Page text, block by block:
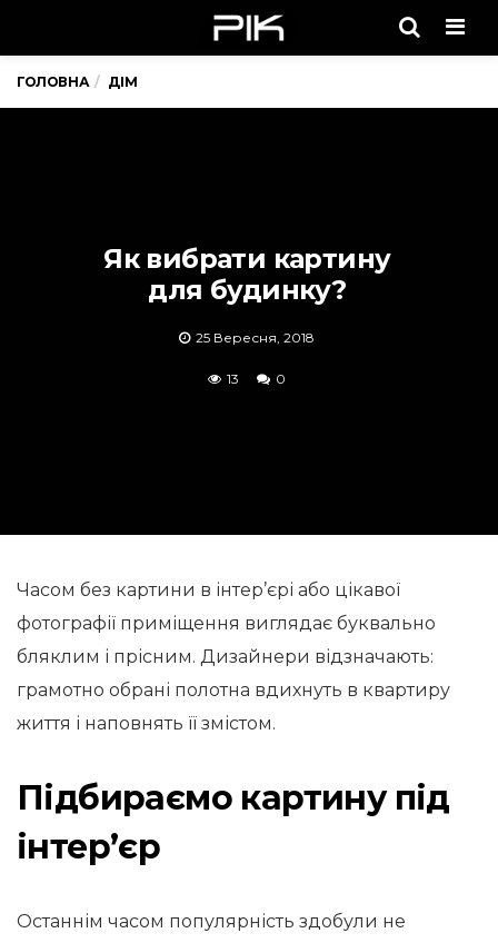
ГОЛОВНА ДІМ
Як вибрати картину
для будинку?
25 Вересня, 2018
13 0
Часом без картини в інтер’єрі або цікавої
фотографії приміщення виглядає буквально
бляклим і прісним. Дизайнери відзначають:
грамотно обрані полотна вдихнуть в квартиру
життя і наповнять її змістом.
Підбираємо картину під
інтер’єр
Останнім часом популярність здобули не